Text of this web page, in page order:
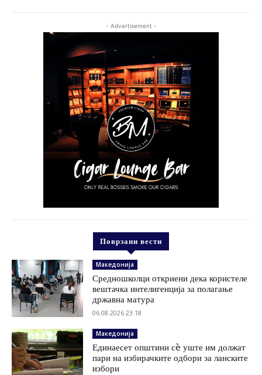
- Advertisement -
Поврзани вести
Македонија
Средношколци откриени дека користеле
вештачка интелигенција за полагање
државна матура
06.08.2026 23:18
Македонија
Единаесет општини сè уште им должат
пари на избирачките одбори за ланските
избори